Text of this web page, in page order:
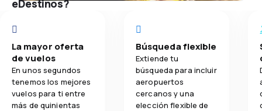
eDestinos?
La mayor oferta
de vuelos
En unos segundos
tenemos los mejores
vuelos para ti entre
más de quinientas
Búsqueda flexible
Extiende tu
búsqueda para incluir
aeropuertos
cercanos y una
elección flexible de